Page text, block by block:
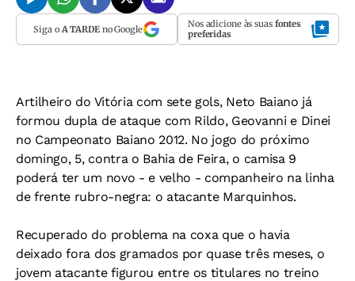
Siga o A TARDEno Google Nos adicione às suas fontes
preferidas
Artilheiro do Vitória com sete gols, Neto Baiano já
formou dupla de ataque com Rildo, Geovanni e Dinei
no Campeonato Baiano 2012. No jogo do próximo
domingo, 5, contra o Bahia de Feira, o camisa 9
poderá ter um novo - e velho - companheiro na linha
de frente rubro-negra: o atacante Marquinhos.
Recuperado do problema na coxa que o havia
deixado fora dos gramados por quase três meses, o
jovem atacante figurou entre os titulares no treino